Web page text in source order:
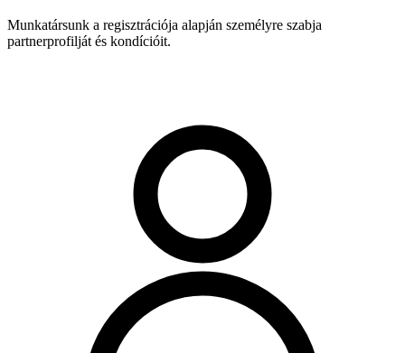
Munkatársunk a regisztrációja alapján személyre szabja
partnerprofilját és kondícióit.